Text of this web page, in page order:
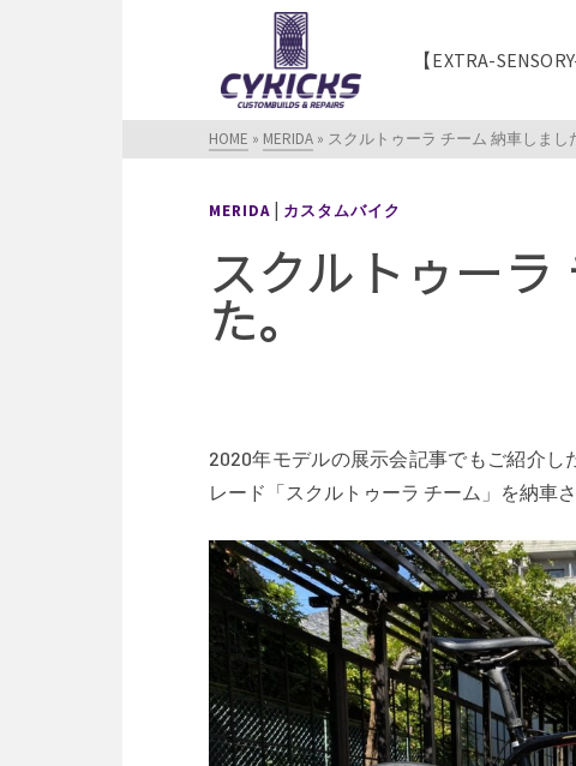
【EXTRA-
HOME » MERIDA » スクルトゥーラ チーム 納車しまし
MERIDA | カスタムバイク
スクルトゥーラ
た。
2020年モデルの展示会記事でもご紹介
レード「スクルトゥーラ チーム」を納車